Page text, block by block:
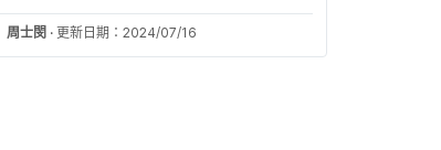
周士閔 · 更新日期：2024/07/16